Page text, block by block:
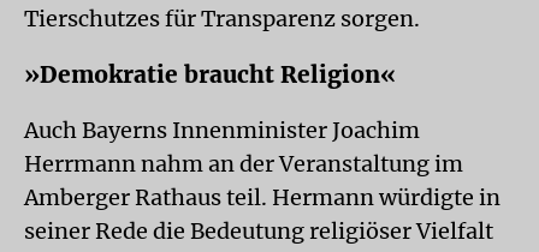
Tierschutzes für Transparenz sorgen.
»Demokratie braucht Religion«
Auch Bayerns Innenminister Joachim
Herrmann nahm an der Veranstaltung im
Amberger Rathaus teil. Hermann würdigte in
seiner Rede die Bedeutung religiöser Vielfalt